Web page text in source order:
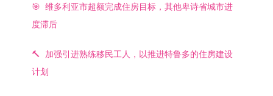
🎯 维多利亚市超额完成住房目标，其他卑诗省城市进
度滞后
🔨 加强引进熟练移民工人，以推进特鲁多的住房建设
计划